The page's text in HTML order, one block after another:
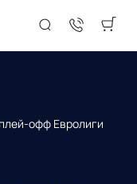
офф Евролиги